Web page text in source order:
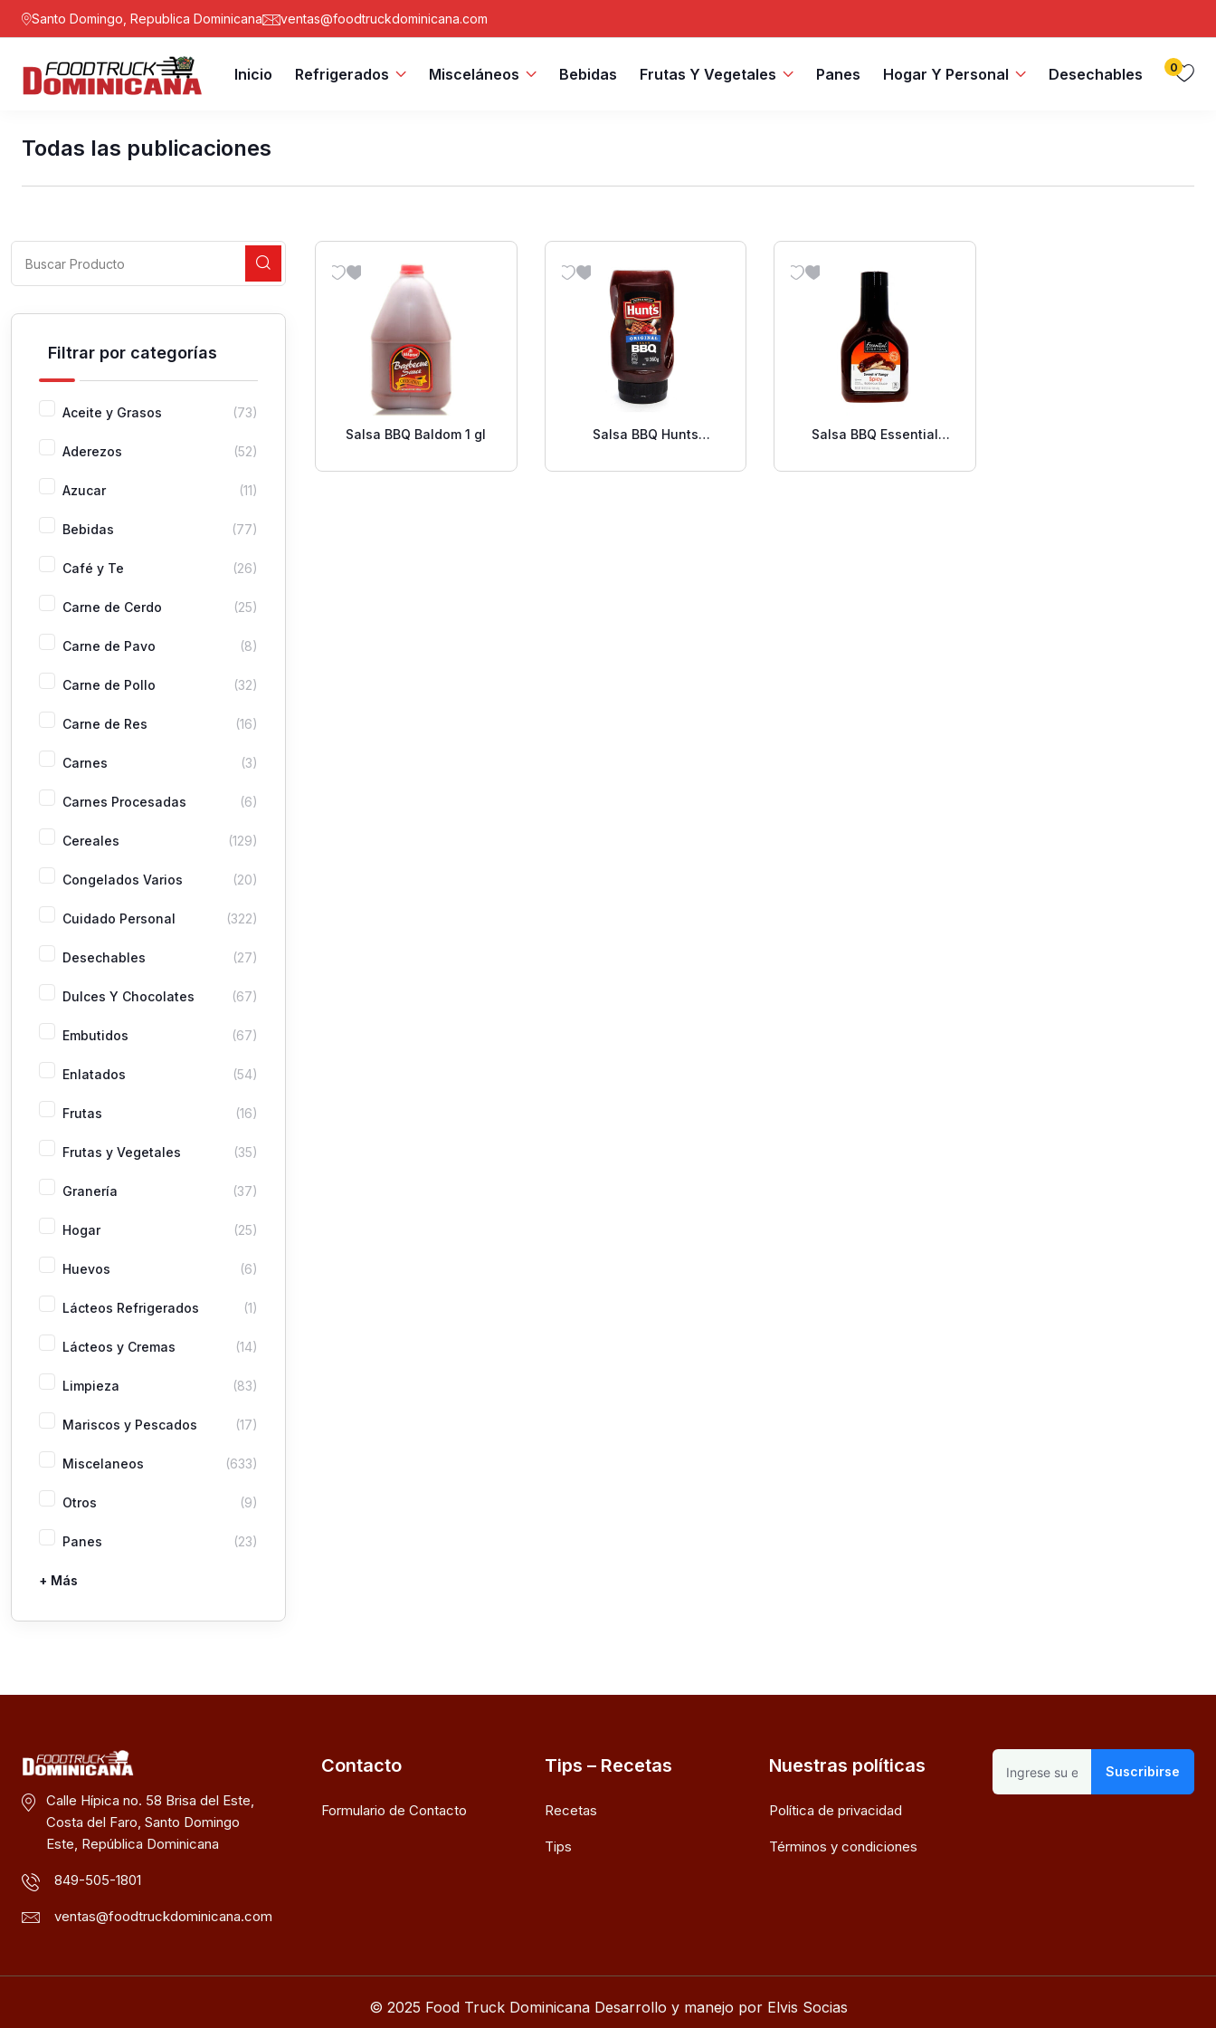
Santo Domingo, Republica Dominicana ventas@foodtruckdominicana.com
Inicio Refrigerados Misceláneos Bebidas Frutas Y Vegetales Panes Hogar Y Personal Desechables 0
Todas las publicaciones
Filtrar por categorías
Aceite y Grasos (73)
Aderezos (52)
Azucar (11)
Bebidas (77)
Café y Te (26)
Carne de Cerdo (25)
Carne de Pavo (8)
Carne de Pollo (32)
Carne de Res (16)
Carnes (3)
Carnes Procesadas (6)
Cereales (129)
Congelados Varios (20)
Cuidado Personal (322)
Desechables (27)
Dulces Y Chocolates (67)
Embutidos (67)
Enlatados (54)
Frutas (16)
Frutas y Vegetales (35)
Granería (37)
Hogar (25)
Huevos (6)
Lácteos Refrigerados (1)
Lácteos y Cremas (14)
Limpieza (83)
Mariscos y Pescados (17)
Miscelaneos (633)
Otros (9)
Panes (23)
Pastas
Picaderas
Sazones y Salsas
Vegetales
+ Más
Salsa BBQ Baldom 1 gl
Salsa BBQ Hunts
Salsa BBQ Essential
Calle Hípica no. 58 Brisa del Este,
Costa del Faro, Santo Domingo
Este, República Dominicana
849-505-1801
ventas@foodtruckdominicana.com
Contacto
Formulario de Contacto
Tips – Recetas
Recetas
Tips
Nuestras políticas
Política de privacidad
Términos y condiciones
Suscribirse
© 2025 Food Truck Dominicana Desarrollo y manejo por Elvis Socias